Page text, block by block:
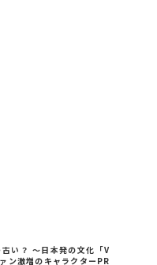
い？ ～日本発の文化「V
ン激増のキャラクターPR